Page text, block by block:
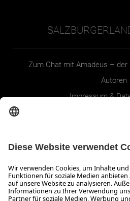
Zum Chat mit Amadeus – der
Autoren
Impressum &
Erklärung zur
Infos zum Urlaub im